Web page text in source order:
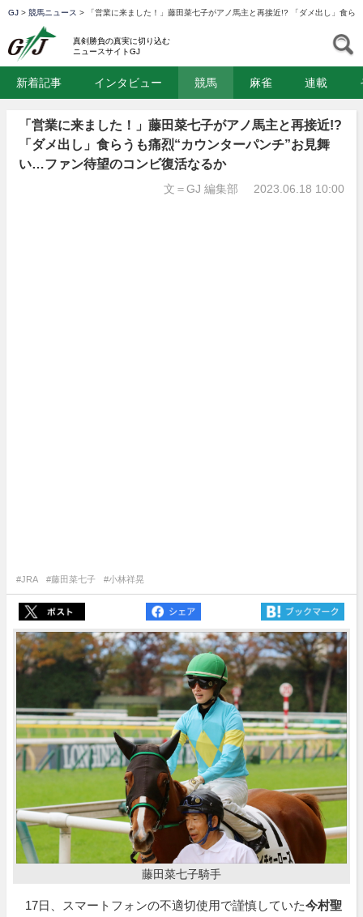
GJ > 競馬ニュース > 「営業に来ました！」藤田菜七子がアノ馬主と再接近!? 「ダメ出し」食
真剣勝負の真実に切り込む
ニュースサイトGJ
新着記事 インタビュー 競馬 麻雀 連載
「営業に来ました！」藤田菜七子がアノ馬主と再接近!?
「ダメ出し」食らうも痛烈“カウンターパンチ”お見舞
い…ファン待望のコンビ復活なるか
文＝GJ 編集部 2023.06.18 10:00
#JRA #藤田菜七子 #小林祥晃
藤田菜七子騎手
17日、スマートフォンの不適切使用で謹慎していた今村聖